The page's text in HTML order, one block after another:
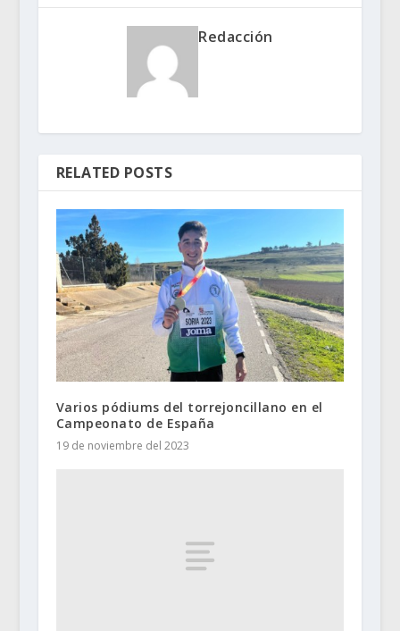
Redacción
RELATED POSTS
Varios pódiums del torrejoncillano en el
Campeonato de España
19 de noviembre del 2023